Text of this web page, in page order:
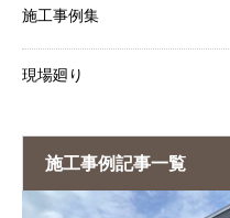
施工事例集
現場廻り
施工事例記事一覧